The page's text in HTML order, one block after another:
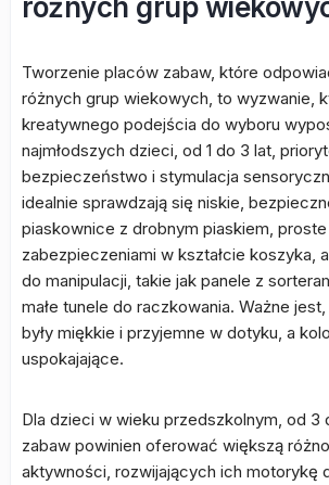
różnych grup
Tworzenie placów zabaw, które
różnych grup wiekowych, to wyzwanie,
kreatywnego podejścia do wyboru
najmłodszych dzieci, od 1 do 3 lat,
bezpieczeństwo i stymulacja
idealnie sprawdzają się niskie,
piaskownice z drobnym piaskiem,
zabezpieczeniami w kształcie koszyka,
do manipulacji, takie jak panele z
małe tunele do raczkowania. Ważne jest,
były miękkie i przyjemne w dotyku, a
uspokajające.
Dla dzieci w wieku przedszkolnym, od 3
zabaw powinien oferować większą
aktywności, rozwijających ich motorykę